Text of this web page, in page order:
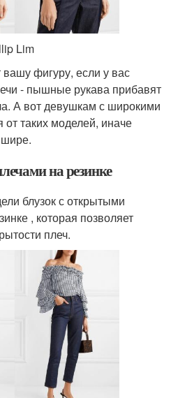
Lim
вашу фигуру, если у вас
- пышные рукава прибавят
А вот девушкам с широкими
от таких моделей, иначе
шире.
на резинке
блузок с открытыми
, которая позволяет
плеч.